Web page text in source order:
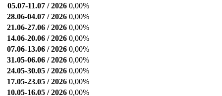
05.07-11.07 / 2026 0,00%
28.06-04.07 / 2026 0,00%
21.06-27.06 / 2026 0,00%
14.06-20.06 / 2026 0,00%
07.06-13.06 / 2026 0,00%
31.05-06.06 / 2026 0,00%
24.05-30.05 / 2026 0,00%
17.05-23.05 / 2026 0,00%
10.05-16.05 / 2026 0,00%